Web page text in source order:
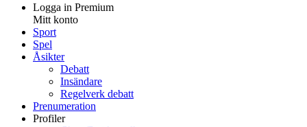
Logga in Premium
Mitt konto
Sport
Spel
Åsikter
Debatt
Insändare
Regelverk debatt
Prenumeration
Profiler